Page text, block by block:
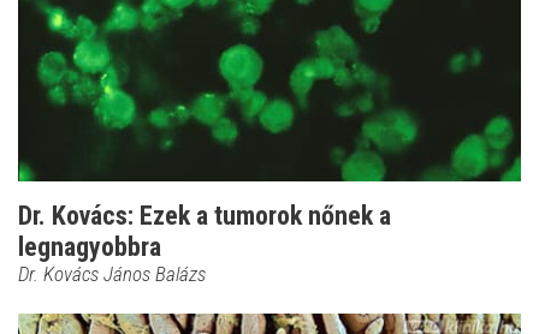
Dr. Kovács: Ezek a tumorok nőnek a
legnagyobbra
Dr. Kovács János Balázs